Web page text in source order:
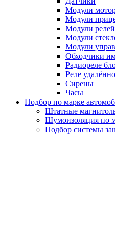
Модули
Модули
Модули
Модули
Модули
Обходчики
Радиореле
Реле
Сирены
Часы
Подбор по марке
Штатные
Шумоизоляция по
Подбор системы